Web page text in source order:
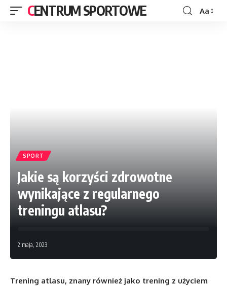
CENTRUM SPORTOWE Aa
SPORT
Jakie są korzyści zdrowotne
wynikające z regularnego
treningu atlasu?
2 maja, 2023
Trening atlasu, znany również jako trening z użyciem